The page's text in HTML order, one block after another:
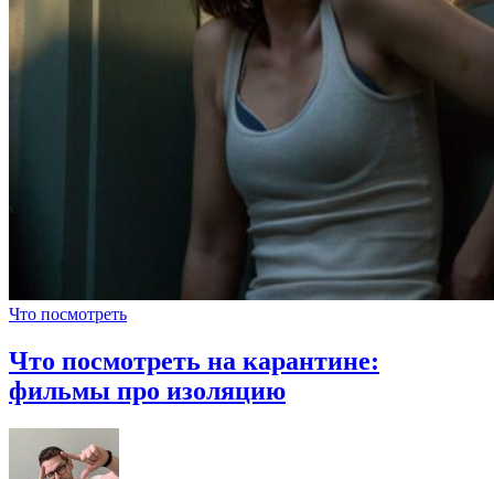
Что посмотреть
Что посмотреть на карантине:
фильмы про изоляцию